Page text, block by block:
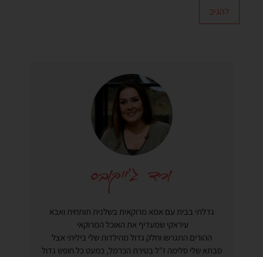
גדלתי בבית עם אמא מרוקאית בשלנית תותחית ואבא
עיראקי שמעדיף את האוכל המרוקאי
ההורים התגרשו וחלק גדול מהילדות שלי ביליתי אצל
סבתא שלי סלימה ז"ל בטירת הכרמל, כמעט כל חופש גדול